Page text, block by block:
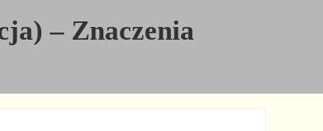
– Znaczenia